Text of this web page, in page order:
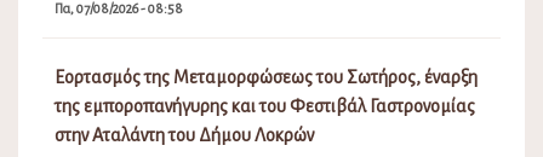
Πα, 07/08/2026 - 08:58
Εορτασμός της Μεταμορφώσεως του Σωτήρος, έναρξη
της εμποροπανήγυρης και του Φεστιβάλ Γαστρονομίας
στην Αταλάντη του Δήμου Λοκρών